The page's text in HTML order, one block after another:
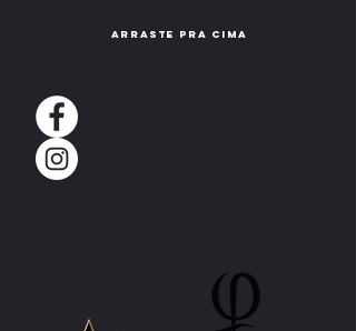
arraste pra cima